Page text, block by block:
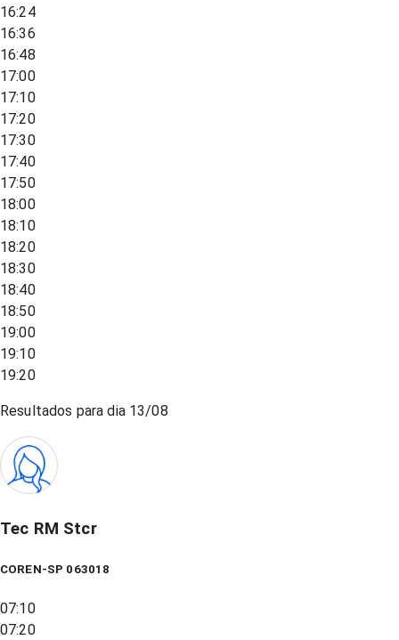
16:24
16:36
16:48
17:00
17:10
17:20
17:30
17:40
17:50
18:00
18:10
18:20
18:30
18:40
18:50
19:00
19:10
19:20
Resultados para dia 13/08
Tec RM Stcr
COREN-SP 063018
07:10
07:20